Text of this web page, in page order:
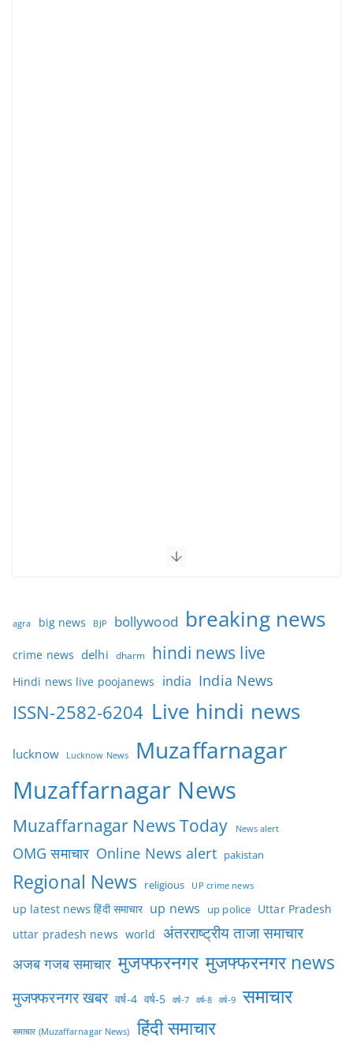
agra big news BJP bollywood breaking news
crime news delhi dharm hindi news live
Hindi news live poojanews india India News
ISSN-2582-6204 Live hindi news
lucknow Lucknow News Muzaffarnagar
Muzaffarnagar News
Muzaffarnagar News Today News alert
OMG समाचार Online News alert pakistan
Regional News religious UP crime news
up latest news हिंदी समाचार up news up police Uttar Pradesh
uttar pradesh news world अंतरराष्ट्रीय ताजा समाचार
अजब गजब समाचार मुजफ्फरनगर मुजफ्फरनगर news
मुजफ्फरनगर खबर वर्ष-4 वर्ष-5 वर्ष-7 वर्ष-8 वर्ष-9 समाचार
समाचार (Muzaffarnagar News) हिंदी समाचार